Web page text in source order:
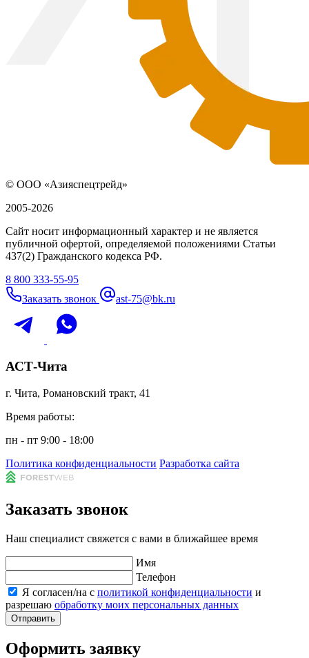
© ООО «Азияспецтрейд»
2005-2026
Сайт носит информационный характер и не является
публичной офертой, определяемой положениями Статьи
437(2) Гражданского кодекса РФ.
8 800 333-55-95
Заказать звонок
ast-75@bk.ru
АСТ-Чита
г. Чита, Романовский тракт, 41
Время работы:
пн - пт 9:00 - 18:00
Политика конфиденциальности Разработка сайта
Заказать звонок
Наш специалист свяжется с вами в ближайшее время
Имя
Телефон
Я согласен/на с политикой конфиденциальности и
разрешаю обработку моих персональных данных
Отправить
Оформить заявку